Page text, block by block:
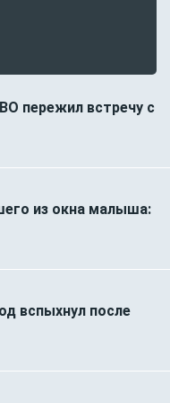
пережил встречу с
из окна малыша:
вспыхнул после